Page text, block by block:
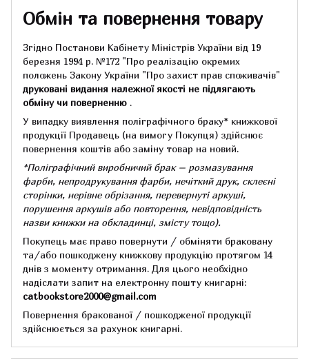
Обмін та повернення товару
Згідно Постанови Кабінету Міністрів України від 19
березня 1994 р. №172 "Про реалізацію окремих
положень Закону України "Про захист прав споживачів"
друковані видання належної якості не підлягають
обміну чи поверненню .
У випадку виявлення поліграфічного браку* книжкової
продукції Продавець (на вимогу Покупця) здійснює
повернення коштів або заміну товар на новий.
*Поліграфічний виробничий брак – розмазування
фарби, непродрукування фарби, нечіткий друк, склеєні
сторінки, нерівне обрізання, перевернуті аркуші,
порушення аркушів або повторення, невідповідність
назви книжки на обкладинці, змісту тощо).
Покупець має право повернути / обміняти браковану
та/або пошкоджену книжкову продукцію протягом 14
днів з моменту отримання. Для цього необхідно
надіслати запит на електронну пошту книгарні:
catbookstore2000@gmail.com
Повернення бракованої / пошкодженої продукції
здійснюється за рахунок книгарні.